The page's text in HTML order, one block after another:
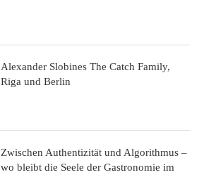
Alexander Slobines The Catch Family,
Riga und Berlin
Zwischen Authentizität und Algorithmus –
wo bleibt die Seele der Gastronomie im